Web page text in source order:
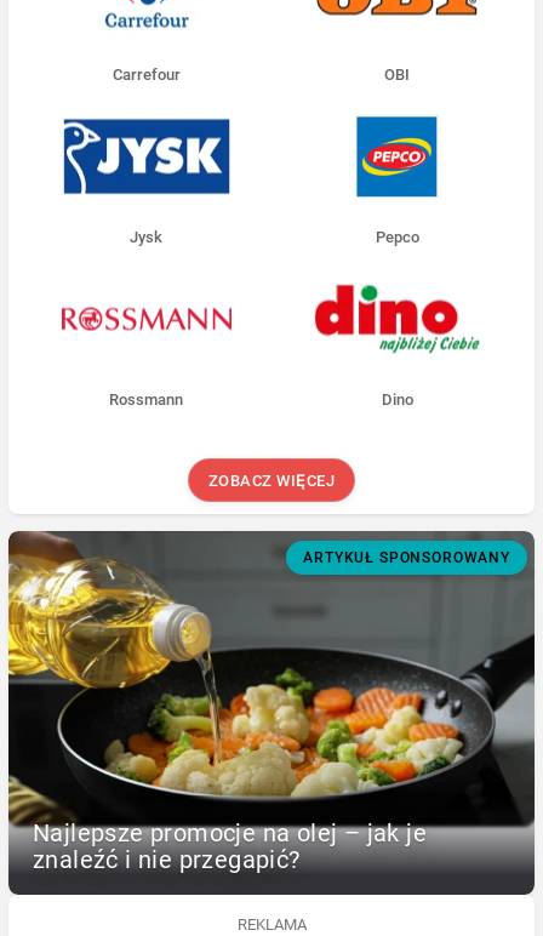
Carrefour OBI
Jysk Pepco
Rossmann Dino
ZOBACZ WIĘCEJ
ARTYKUŁ SPONSOROWANY
Najlepsze promocje na olej – jak je
znaleźć i nie przegapić?
REKLAMA